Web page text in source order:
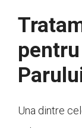
Una dintre